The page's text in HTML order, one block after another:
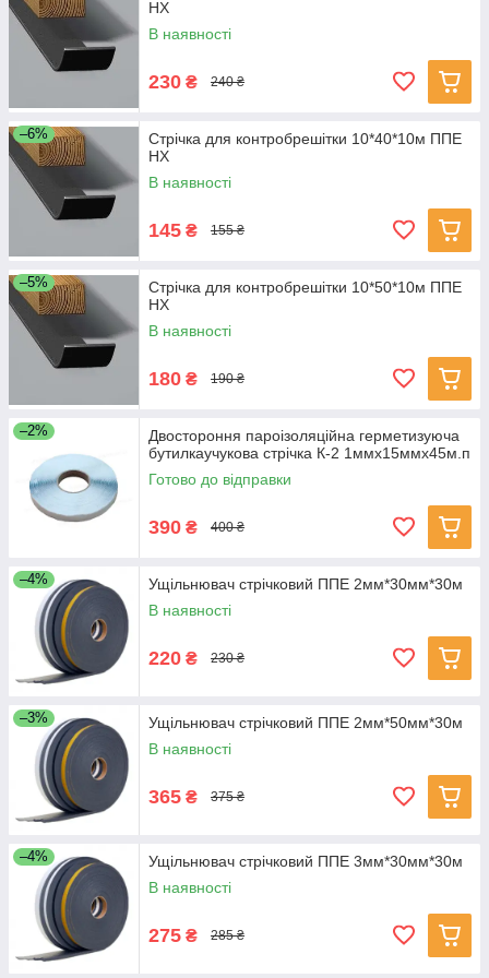
НХ
В наявності
230 ₴ 240 ₴
–6%
Стрічка для контробрешітки 10*40*10м ППЕ
НХ
В наявності
145 ₴ 155 ₴
–5%
Стрічка для контробрешітки 10*50*10м ППЕ
НХ
В наявності
180 ₴ 190 ₴
–2%
Двостороння пароізоляційна герметизуюча
бутилкаучукова стрічка К-2 1ммх15ммх45м.п
Готово до відправки
390 ₴ 400 ₴
–4%
Ущільнювач стрічковий ППЕ 2мм*30мм*30м
В наявності
220 ₴ 230 ₴
–3%
Ущільнювач стрічковий ППЕ 2мм*50мм*30м
В наявності
365 ₴ 375 ₴
–4%
Ущільнювач стрічковий ППЕ 3мм*30мм*30м
В наявності
275 ₴ 285 ₴